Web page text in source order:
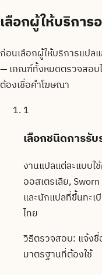
เลือกผู้ให้บริการ
ก่อนเลือกผู้ให้บริการแปล
— เกณฑ์ทั้งหมดตรวจสอบ
ต้องเชื่อคำโฆษณา
1
เลือกชนิดการรั
งานแปลแต่ละแบบใ
ออสเตรเลีย,
และนักแปลที่ขึ้นทะ
ไทย
วิธีตรวจสอบ: แจ้ง
มาตรฐานที่ต้องใช้